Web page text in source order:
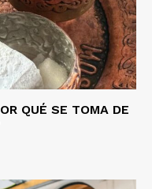
QUÉ SE TOMA DE